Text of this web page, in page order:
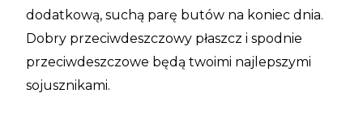
dodatkową, suchą parę butów na koniec dnia.
Dobry przeciwdeszczowy płaszcz i spodnie
przeciwdeszczowe będą twoimi najlepszymi
sojusznikami.